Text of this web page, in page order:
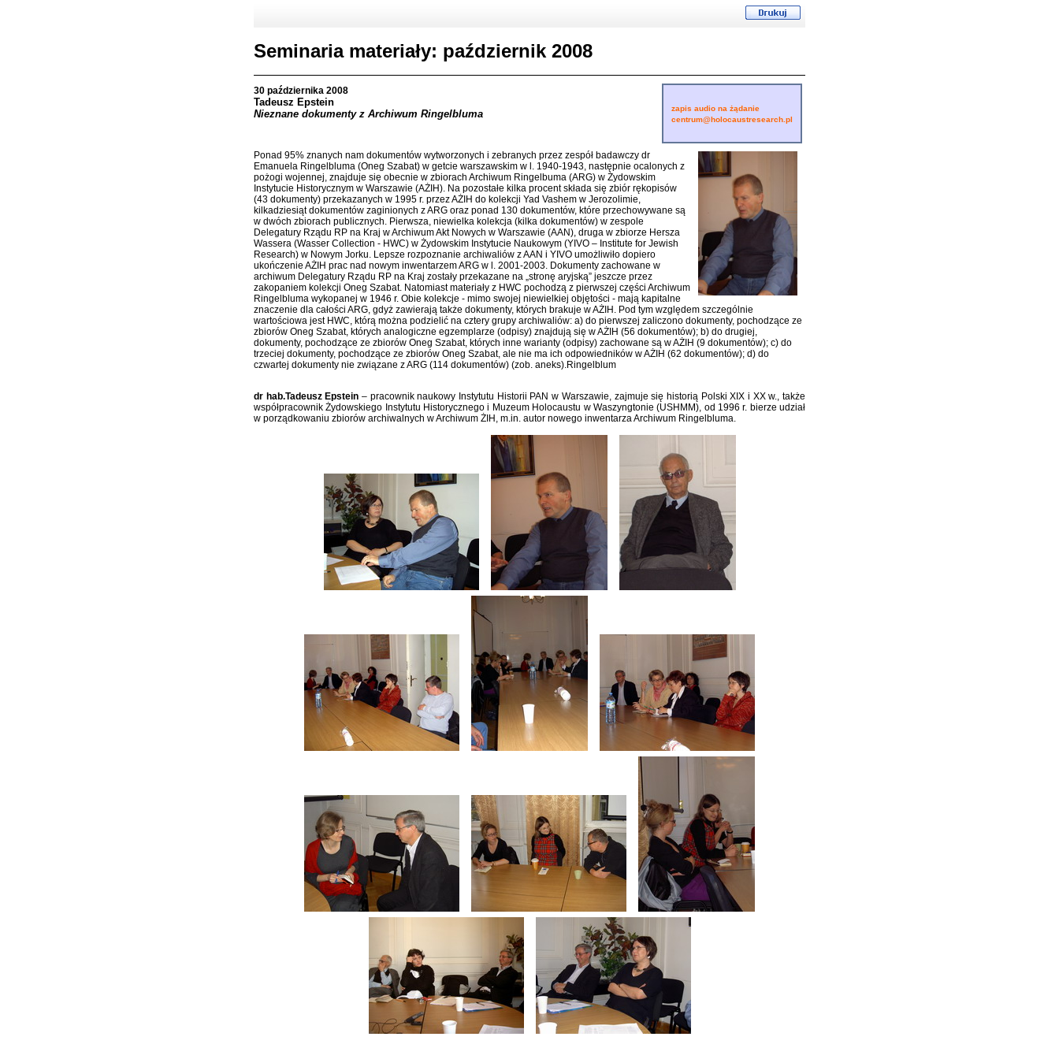
Seminaria materiały: październik 2008
zapis audio na żądanie
centrum@holocaustresearch.pl
30 października 2008
Tadeusz Epstein
Nieznane dokumenty z Archiwum Ringelbluma
Ponad 95% znanych nam dokumentów wytworzonych i zebranych przez zespół badawczy dr
Emanuela Ringelbluma (Oneg Szabat) w getcie warszawskim w l. 1940-1943, następnie ocalonych z
pożogi wojennej, znajduje się obecnie w zbiorach Archiwum Ringelbuma (ARG) w Żydowskim
Instytucie Historycznym w Warszawie (AŻIH). Na pozostałe kilka procent składa się zbiór rękopisów
(43 dokumenty) przekazanych w 1995 r. przez AŻIH do kolekcji Yad Vashem w Jerozolimie,
kilkadziesiąt dokumentów zaginionych z ARG oraz ponad 130 dokumentów, które przechowywane są
w dwóch zbiorach publicznych. Pierwsza, niewielka kolekcja (kilka dokumentów) w zespole
Delegatury Rządu RP na Kraj w Archiwum Akt Nowych w Warszawie (AAN), druga w zbiorze Hersza
Wassera (Wasser Collection - HWC) w Żydowskim Instytucie Naukowym (YIVO – Institute for Jewish
Research) w Nowym Jorku. Lepsze rozpoznanie archiwaliów z AAN i YIVO umożliwiło dopiero
ukończenie AŻIH prac nad nowym inwentarzem ARG w l. 2001-2003. Dokumenty zachowane w
archiwum Delegatury Rządu RP na Kraj zostały przekazane na „stronę aryjską” jeszcze przez
zakopaniem kolekcji Oneg Szabat. Natomiast materiały z HWC pochodzą z pierwszej części Archiwum
Ringelbluma wykopanej w 1946 r. Obie kolekcje - mimo swojej niewielkiej objętości - mają kapitalne
znaczenie dla całości ARG, gdyż zawierają także dokumenty, których brakuje w AŻIH. Pod tym względem szczególnie
wartościowa jest HWC, którą można podzielić na cztery grupy archiwaliów: a) do pierwszej zaliczono dokumenty, pochodzące ze
zbiorów Oneg Szabat, których analogiczne egzemplarze (odpisy) znajdują się w AŻIH (56 dokumentów); b) do drugiej,
dokumenty, pochodzące ze zbiorów Oneg Szabat, których inne warianty (odpisy) zachowane są w AŻIH (9 dokumentów); c) do
trzeciej dokumenty, pochodzące ze zbiorów Oneg Szabat, ale nie ma ich odpowiedników w AŻIH (62 dokumentów); d) do
czwartej dokumenty nie związane z ARG (114 dokumentów) (zob. aneks).Ringelblum
dr hab.Tadeusz Epstein – pracownik naukowy Instytutu Historii PAN w Warszawie, zajmuje się historią Polski XIX i XX w., także
współpracownik Żydowskiego Instytutu Historycznego i Muzeum Holocaustu w Waszyngtonie (USHMM), od 1996 r. bierze udział
w porządkowaniu zbiorów archiwalnych w Archiwum ŻIH, m.in. autor nowego inwentarza Archiwum Ringelbluma.